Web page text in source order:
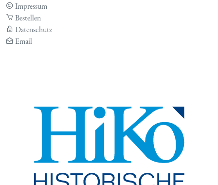
Impressum
Bestellen
Datenschutz
Email